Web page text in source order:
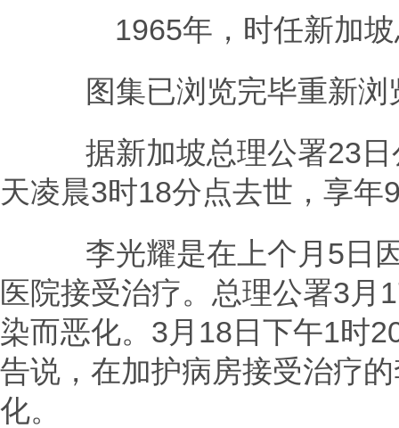
1965年，时任新加坡
图集已浏览完毕重新浏
据新加坡总理公署23日
天凌晨3时18分点去世，享年
李光耀是在上个月5日因
医院接受治疗。总理公署3月
染而恶化。3月18日下午1时
告说，在加护病房接受治疗
化。